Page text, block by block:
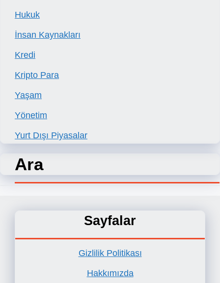
Hukuk
İnsan Kaynakları
Kredi
Kripto Para
Yaşam
Yönetim
Yurt Dışı Piyasalar
Ara
Sayfalar
Gizlilik Politikası
Hakkımızda